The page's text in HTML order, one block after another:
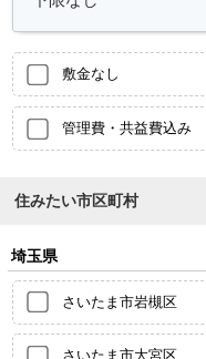
敷金なし
管理費・共益費込み
住みたい市区町村
埼玉県
さいたま市岩槻区
さいたま市大宮区